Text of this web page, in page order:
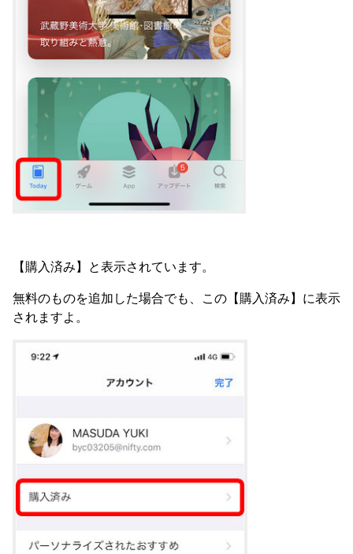
【購入済み】と表示されています。
無料のものを追加した場合でも、この【購入済み】に表示
されますよ。